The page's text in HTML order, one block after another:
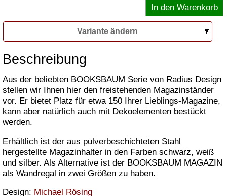
Variante ändern
Beschreibung
Aus der beliebten BOOKSBAUM Serie von Radius Design
stellen wir Ihnen hier den freistehenden Magazinständer
vor. Er bietet Platz für etwa 150 Ihrer Lieblings-Magazine,
kann aber natürlich auch mit Dekoelementen bestückt
werden.
Erhältlich ist der aus pulverbeschichteten Stahl
hergestellte Magazinhalter in den Farben schwarz, weiß
und silber. Als Alternative ist der BOOKSBAUM MAGAZIN
als Wandregal in zwei Größen zu haben.
Design: Michael Rösing